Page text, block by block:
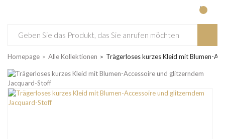
Homepage Alle Kollektionen Trägerloses kurzes Kleid mit Blumen-